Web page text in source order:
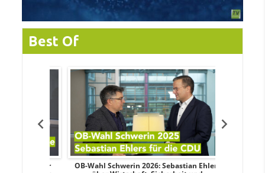
Best Of
OB-Wahl Schwerin 2026: Sebastian Ehlers